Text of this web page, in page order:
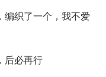
编织了一个，我不爱
后必再行